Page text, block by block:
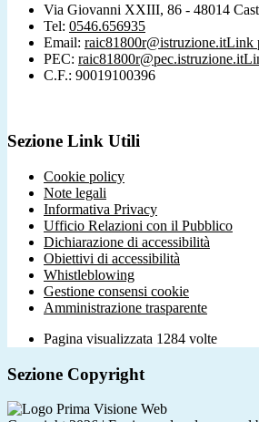
Via Giovanni XXIII, 86 - 48014
Tel: 0546.656935
Email: raic81800r@istruzione.itLink
PEC: raic81800r@pec.istruzione.it
C.F.: 90019100396
Sezione Link Utili
Cookie policy
Note legali
Informativa Privacy
Ufficio Relazioni con il Pubblico
Dichiarazione di accessibilità
Obiettivi di accessibilità
Whistleblowing
Gestione consensi cookie
Amministrazione trasparente
Pagina visualizzata 1284 volte
Sezione Copyright